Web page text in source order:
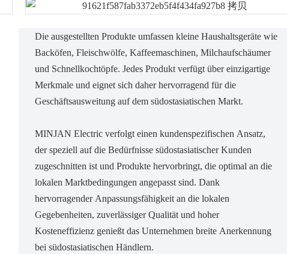
Die ausgestellten Produkte umfassen kleine Haushaltsgeräte wie
Backöfen, Fleischwölfe, Kaffeemaschinen, Milchaufschäumer
und Schnellkochtöpfe. Jedes Produkt verfügt über einzigartige
Merkmale und eignet sich daher hervorragend für die
Geschäftsausweitung auf dem südostasiatischen Markt.
MINJAN Electric verfolgt einen kundenspezifischen Ansatz,
der speziell auf die Bedürfnisse südostasiatischer Kunden
zugeschnitten ist und Produkte hervorbringt, die optimal an die
lokalen Marktbedingungen angepasst sind. Dank
hervorragender Anpassungsfähigkeit an die lokalen
Gegebenheiten, zuverlässiger Qualität und hoher
Kosteneffizienz genießt das Unternehmen breite Anerkennung
bei südostasiatischen Händlern.